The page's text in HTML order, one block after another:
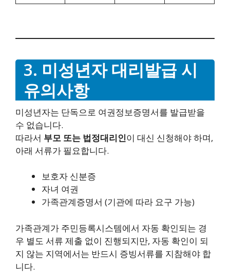
3. 미성년자 대리발급 시
유의사항
미성년자는 단독으로 여권정보증명서를 발급받을
수 없습니다.
따라서 부모 또는 법정대리인이 대신 신청해야 하며,
아래 서류가 필요합니다.
보호자 신분증
자녀 여권
가족관계증명서 (기관에 따라 요구 가능)
가족관계가 주민등록시스템에서 자동 확인되는 경
우 별도 서류 제출 없이 진행되지만, 자동 확인이 되
지 않는 지역에서는 반드시 증빙서류를 지참해야 합
니다.